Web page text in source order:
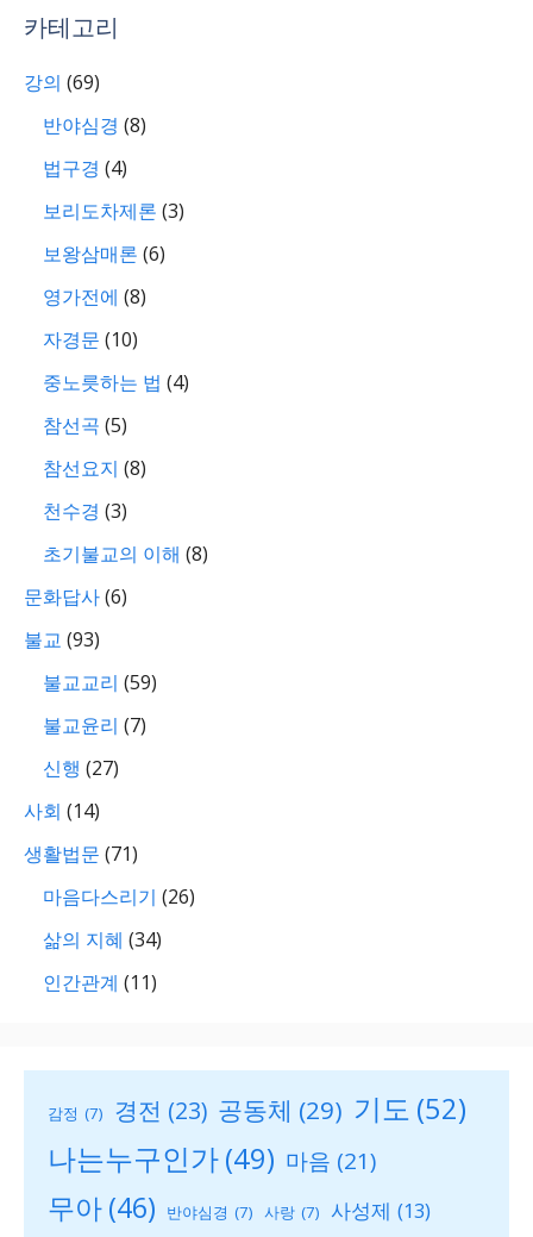
카테고리
강의 (69)
반야심경 (8)
법구경 (4)
보리도차제론 (3)
보왕삼매론 (6)
영가전에 (8)
자경문 (10)
중노릇하는 법 (4)
참선곡 (5)
참선요지 (8)
천수경 (3)
초기불교의 이해 (8)
문화답사(6)
불교 (93)
불교교리 (59)
불교윤리 (7)
신행 (27)
사회 (14)
생활법문 (71)
마음다스리기 (26)
삶의 지혜 (34)
인간관계 (11)
감정 (7) 경전 (23) 공동체 (29) 기도 (52)
나는누구인가(49) 마음 (21)
무아(46) 반야심경 (7) 사랑 (7) 사성제 (13)